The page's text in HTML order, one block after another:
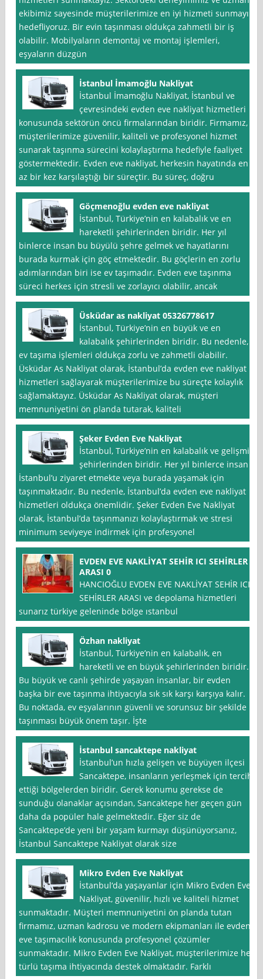
ekibimiz sayesinde müşterilerimize en iyi hizmeti sunmayı
hedefliyoruz. Bir evin taşınması oldukça zahmetli bir iş
olabilir. Mobilyaların demontaj ve montaj işlemleri,
eşyaların düzgün
İstanbul İmamoğlu Nakliyat
İstanbul İmamoğlu Nakliyat, İstanbul ve
çevresindeki evden eve nakliyat hizmetleri
konusunda sektörün öncü firmalarından biridir. Firmamız,
müşterilerimize güvenilir, kaliteli ve profesyonel hizmet
sunarak taşınma sürecini kolaylaştırma hedefiyle faaliyet
göstermektedir. Evden eve nakliyat, herkesin hayatında en
az bir kez karşılaştığı bir süreçtir. Bu süreç, doğru
Göçmenoğlu evden eve nakliyat
İstanbul, Türkiye’nin en kalabalık ve en
hareketli şehirlerinden biridir. Her yıl
binlerce insan bu büyülü şehre gelmek ve hayatlarını
burada kurmak için göç etmektedir. Bu göçlerin en zorlu
adımlarından biri ise ev taşımadır. Evden eve taşınma
süreci herkes için stresli ve zorlayıcı olabilir, ancak
Üsküdar as nakliyat 05326778617
İstanbul, Türkiye’nin en büyük ve en
kalabalık şehirlerinden biridir. Bu nedenle,
ev taşıma işlemleri oldukça zorlu ve zahmetli olabilir.
Üsküdar As Nakliyat olarak, İstanbul’da evden eve nakliyat
hizmetleri sağlayarak müşterilerimize bu süreçte kolaylık
sağlamaktayız. Üsküdar As Nakliyat olarak, müşteri
memnuniyetini ön planda tutarak, kaliteli
Şeker Evden Eve Nakliyat
İstanbul, Türkiye’nin en kalabalık ve gelişmiş
şehirlerinden biridir. Her yıl binlerce insan
İstanbul’u ziyaret etmekte veya burada yaşamak için
taşınmaktadır. Bu nedenle, İstanbul’da evden eve nakliyat
hizmetleri oldukça önemlidir. Şeker Evden Eve Nakliyat
olarak, İstanbul’da taşınmanızı kolaylaştırmak ve stresi
minimum seviyeye indirmek için profesyonel
EVDEN EVE NAKLİYAT SEHİR ICI SEHİRLER
ARASI 0
HANCIOĞLU EVDEN EVE NAKLİYAT SEHİR ICI
SEHİRLER ARASI ve depolama hizmetleri
sunarız türkiye geleninde bölge ıstanbul
Özhan nakliyat
İstanbul, Türkiye’nin en kalabalık, en
hareketli ve en büyük şehirlerinden biridir.
Bu büyük ve canlı şehirde yaşayan insanlar, bir evden
başka bir eve taşınma ihtiyacıyla sık sık karşı karşıya kalır.
Bu noktada, ev eşyalarının güvenli ve sorunsuz bir şekilde
taşınması büyük önem taşır. İşte
İstanbul sancaktepe nakliyat
İstanbul’un hızla gelişen ve büyüyen ilçesi
Sancaktepe, insanların yerleşmek için tercih
ettiği bölgelerden biridir. Gerek konumu gerekse de
sunduğu olanaklar açısından, Sancaktepe her geçen gün
daha da popüler hale gelmektedir. Eğer siz de
Sancaktepe’de yeni bir yaşam kurmayı düşünüyorsanız,
İstanbul Sancaktepe Nakliyat olarak size
Mikro Evden Eve Nakliyat
İstanbul‘da yaşayanlar için Mikro Evden Eve
Nakliyat, güvenilir, hızlı ve kaliteli hizmet
sunmaktadır. Müşteri memnuniyetini ön planda tutan
firmamız, uzman kadrosu ve modern ekipmanları ile evden
eve taşımacılık konusunda profesyonel çözümler
sunmaktadır. Mikro Evden Eve Nakliyat, müşterilerimize her
türlü taşıma ihtiyacında destek olmaktadır. Farklı